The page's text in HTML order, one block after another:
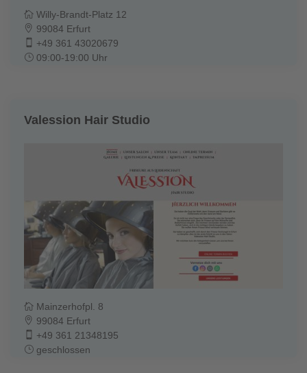
Willy-Brandt-Platz 12
99084 Erfurt
+49 361 43020679
09:00-19:00 Uhr
Valession Hair Studio
Mainzerhofpl. 8
99084 Erfurt
+49 361 21348195
geschlossen